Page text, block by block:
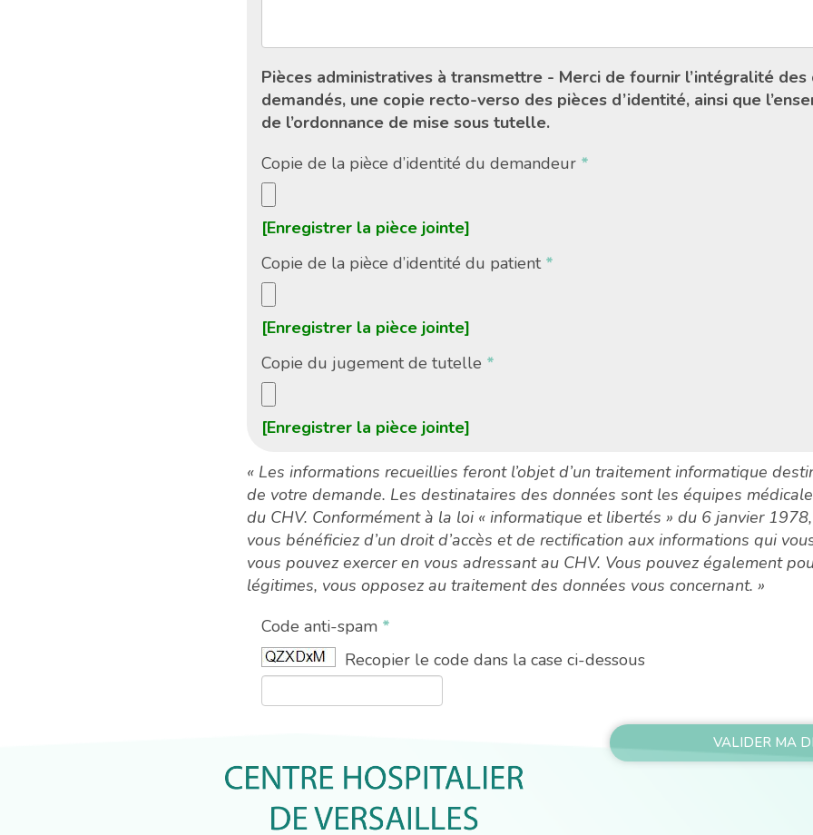
Pièces administratives à transmettre - Merci de fournir l’intégralité des
demandés, une copie recto-verso des pièces d’identité, ainsi que
de l’ordonnance de mise sous tutelle.
Copie de la pièce d’identité du demandeur *
[Enregistrer la pièce jointe]
Copie de la pièce d’identité du patient *
[Enregistrer la pièce jointe]
Copie du jugement de tutelle *
[Enregistrer la pièce jointe]
« Les informations recueillies feront l’objet d’un traitement informatique
de votre demande. Les destinataires des données sont les équipes
du CHV. Conformément à la loi « informatique et libertés » du 6 janvier
vous bénéficiez d’un droit d’accès et de rectification aux informations qui
vous pouvez exercer en vous adressant au CHV. Vous pouvez également
légitimes, vous opposez au traitement des données vous concernant. »
Code anti-spam *
Recopier le code dans la case ci-dessous
VALIDER MA